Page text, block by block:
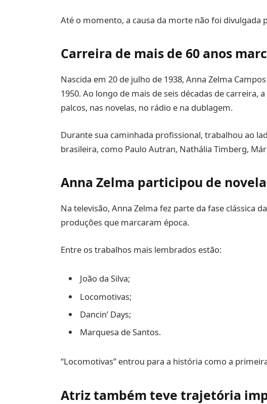
Até o momento, a causa da morte não foi divulgada
Carreira de mais de 60 anos
Nascida em 20 de julho de 1938, Anna Zelma
1950. Ao longo de mais de seis décadas de
palcos, nas novelas, no rádio e na dublagem.
Durante sua caminhada profissional, trabalhou ao
brasileira, como Paulo Autran, Nathália Timberg,
Anna Zelma participou de
Na televisão, Anna Zelma fez parte da fase clássica
produções que marcaram época.
Entre os trabalhos mais lembrados estão:
João da Silva;
Locomotivas;
Dancin’ Days;
Marquesa de Santos.
“Locomotivas” entrou para a história como a
Atriz também teve trajetória